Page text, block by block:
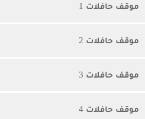
موقف حافلات 1
موقف حافلات 2
موقف حافلات 3
موقف حافلات 4